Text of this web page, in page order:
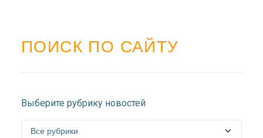
ПОИСК ПО САЙТУ
Выберите рубрику новостей